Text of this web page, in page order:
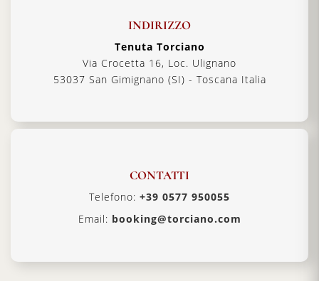
INDIRIZZO
Tenuta Torciano
Via Crocetta 16, Loc. Ulignano
53037 San Gimignano (SI) - Toscana Italia
CONTATTI
Telefono: +39 0577 950055
Email: booking@torciano.com